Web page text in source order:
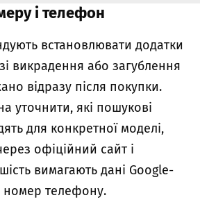
і телефон
встановлювати додатки
викрадення або загублення
відразу після покупки.
уточнити, які пошукові
для конкретної моделі,
офіційний сайт і
вимагають дані Google-
номер телефону.